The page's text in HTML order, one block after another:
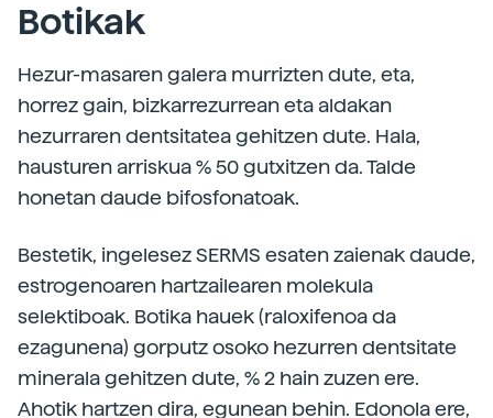
Botikak
Hezur-masaren galera murrizten dute, eta,
horrez gain, bizkarrezurrean eta aldakan
hezurraren dentsitatea gehitzen dute. Hala,
hausturen arriskua % 50 gutxitzen da. Talde
honetan daude bifosfonatoak.
Bestetik, ingelesez SERMS esaten zaienak daude,
estrogenoaren hartzailearen molekula
selektiboak. Botika hauek (raloxifenoa da
ezagunena) gorputz osoko hezurren dentsitate
minerala gehitzen dute, % 2 hain zuzen ere.
Ahotik hartzen dira, egunean behin. Edonola ere,